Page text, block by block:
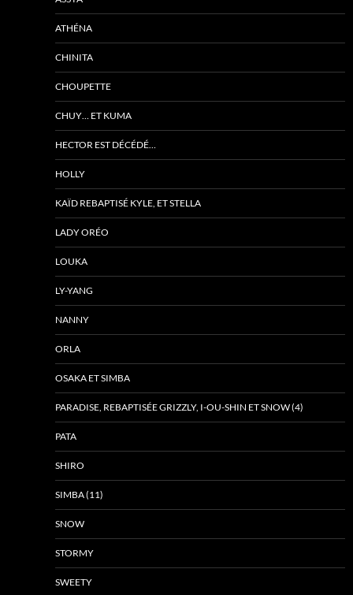
ATHÉNA
CHINITA
CHOUPETTE
CHUY… ET KUMA
HECTOR EST DÉCÉDÉ…
HOLLY
KAÏD REBAPTISÉ KYLE, ET STELLA
LADY ORÉO
LOUKA
LY-YANG
NANNY
ORLA
OSAKA ET SIMBA
PARADISE, REBAPTISÉE GRIZZLY, I-OU-SHIN ET SNOW (4)
PATA
SHIRO
SIMBA (11)
SNOW
STORMY
SWEETY